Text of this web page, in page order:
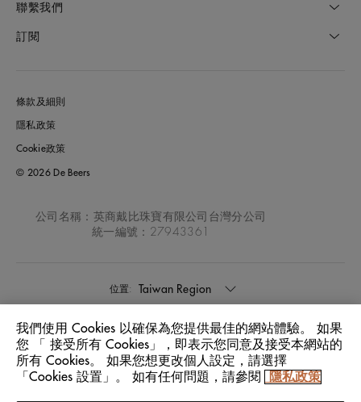
聯繫我們
訂閱
條款及細則
隱私政策
Cookie政策
© 2026 De Beers
公司名稱：英商戴比珠寶有限公司台灣分公司
統一編號：27943361
位置: Taiwan Region
語言: 中文
我們使用 Cookies 以確保為您提供最佳的網站體驗。 如果
您 「 接受所有 Cookies」，即表示您同意及接受本網站的
所有 Cookies。 如果您想更改個人設定，請選擇
「Cookies 設置」。 如有任何問題，請參閱
隱私政策